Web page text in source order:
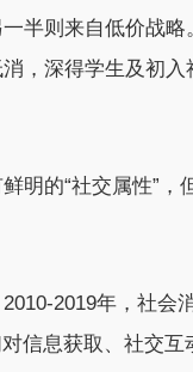
半则来自低价战
，深得学生及初
明的“社交属性”
2019年，社
信息获取、社交